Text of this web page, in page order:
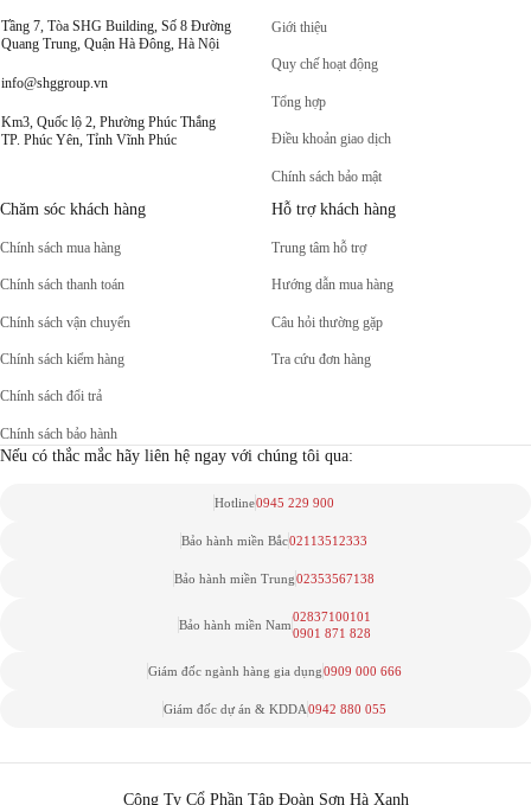
Tầng 7, Tòa SHG Building, Số 8 Đường
Quang Trung, Quận Hà Đông, Hà Nội
info@shggroup.vn
Km3, Quốc lộ 2, Phường Phúc Thắng
TP. Phúc Yên, Tỉnh Vĩnh Phúc
Giới thiệu
Quy chế hoạt động
Tổng hợp
Điều khoản giao dịch
Chính sách bảo mật
Chăm sóc khách hàng
Chính sách mua hàng
Chính sách thanh toán
Chính sách vận chuyển
Chính sách kiểm hàng
Chính sách đổi trả
Chính sách bảo hành
Hỗ trợ khách hàng
Trung tâm hỗ trợ
Hướng dẫn mua hàng
Câu hỏi thường gặp
Tra cứu đơn hàng
Nếu có thắc mắc hãy liên hệ ngay với chúng tôi qua:
Hotline0945 229 900
Bảo hành miền Bắc02113512333
Bảo hành miền Trung02353567138
Bảo hành miền Nam
02837100101
0901 871 828
Giám đốc ngành hàng gia dụng0909 000 666
Giám đốc dự án & KDDA0942 880 055
Công Ty Cổ Phần Tập Đoàn Sơn Hà Xanh